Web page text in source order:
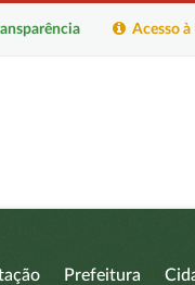
Acesso à
Prefeitura